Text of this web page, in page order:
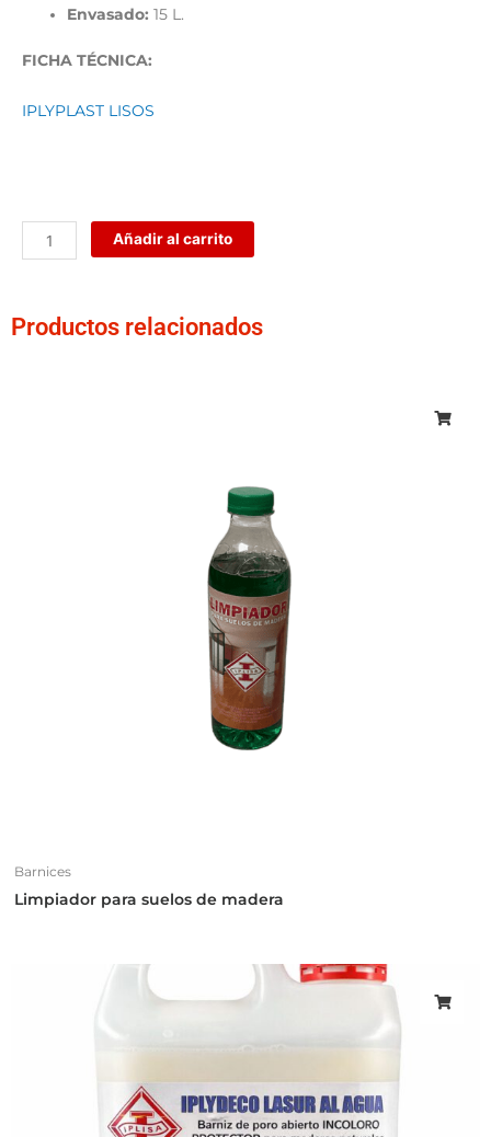
Envasado: 15 L.
FICHA TÉCNICA:
IPLYPLAST LISOS
Iplyplast
Lisos
Añadir al carrito
Productos relacionados
Barnices
Limpiador para suelos de madera